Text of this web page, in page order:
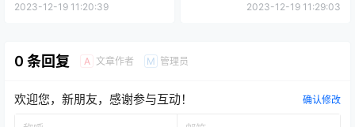
2023-12-19 11:20:39 2023-12-19 11:29:03
0 条回复 A 文章作者 M 管理员
欢迎您，新朋友，感谢参与互动！ 确认修改